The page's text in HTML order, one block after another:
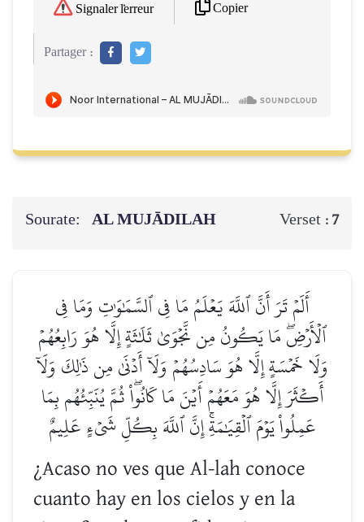
Signaler l'erreur Copier
Partager :
Sourate: AL MUJĀDILAH Verset : 7
أَلَمۡ تَرَ أَنَّ ٱللَّهَ يَعۡلَمُ مَا فِي ٱلسَّمَٰوَٰتِ وَمَا فِي
ٱلۡأَرۡضِۖ مَا يَكُونُ مِن نَّجۡوَىٰ ثَلَٰثَةٍ إِلَّا هُوَ رَابِعُهُمۡ
وَلَا خَمۡسَةٍ إِلَّا هُوَ سَادِسُهُمۡ وَلَآ أَدۡنَىٰ مِن ذَٰلِكَ وَلَآ
أَكۡثَرَ إِلَّا هُوَ مَعَهُمۡ أَيۡنَ مَا كَانُواْۖ ثُمَّ يُنَبِّئُهُم بِمَا
عَمِلُواْ يَوۡمَ ٱلۡقِيَٰمَةِۚ إِنَّ ٱللَّهَ بِكُلِّ شَيۡءٍ عَلِيمٌ
¿Acaso no ves que Al-lah conoce
cuanto hay en los cielos y en la